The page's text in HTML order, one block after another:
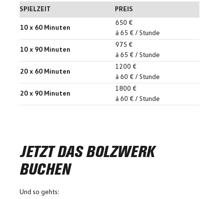
SPIELZEIT PREIS
10 x 60 Minuten
650 €
á 65 € / Stunde
10 x 90 Minuten
975 €
á 65 € / Stunde
20 x 60 Minuten
1200 €
á 60 € / Stunde
20 x 90 Minuten
1800 €
á 60 € / Stunde
JETZT DAS BOLZWERK
BUCHEN
Und so gehts: